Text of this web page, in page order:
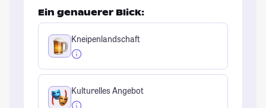
Ein genauerer Blick:
Kneipenlandschaft
Kulturelles Angebot